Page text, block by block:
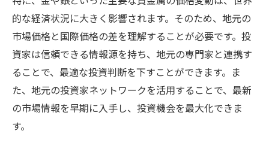
的な経済状況に大きく影響されます。そのため、地元の
市場価格と国際価格の差を理解することが必要です。投
資家は信頼できる情報源を持ち、地元の専門家と連携す
ることで、最適な投資判断を下すことができます。ま
た、地元の投資家ネットワークを活用することで、最新
の市場情報を早期に入手し、投資機会を最大化できま
す。